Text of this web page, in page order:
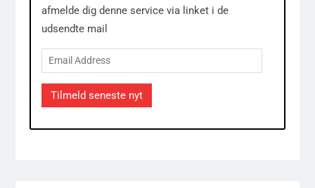
afmelde dig denne service via linket i de
udsendte mail
Email
Address
Tilmeld seneste nyt